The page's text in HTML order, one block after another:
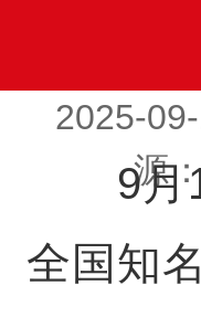
2025-
源
9月
全国知